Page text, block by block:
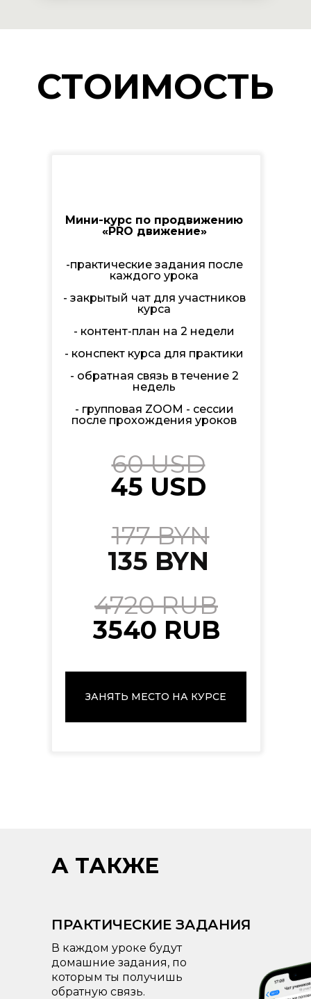
СТОИМОСТЬ
Мини-курс по продвижению
«PRO движение»
-практические задания после
каждого урока
- закрытый чат для участников
курса
- контент-план на 2 недели
- конспект курса для практики
- обратная связь в течение 2
недель
- групповая ZOOM - сессии
после прохождения уроков
ЗАНЯТЬ МЕСТО НА КУРСЕ
45 USD
135 BYN
3540 RUB
60 USD
177 BYN
4720 RUB
А ТАКЖЕ
ПРАКТИЧЕСКИЕ ЗАДАНИЯ
В каждом уроке будут
домашние задания, по
которым ты получишь
обратную связь.